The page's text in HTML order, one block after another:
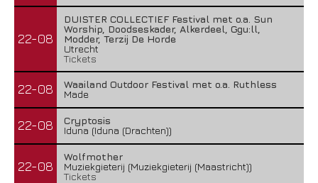
22-08
DUISTER COLLECTIEF Festival met o.a. Sun
Worship, Doodseskader, Alkerdeel, Ggu:ll,
Modder, Terzij De Horde
Utrecht
Tickets
22-08
Waailand Outdoor Festival met o.a. Ruthless
Made
22-08
Cryptosis
Iduna (Iduna (Drachten))
22-08
Wolfmother
Muziekgieterij (Muziekgieterij (Maastricht))
Tickets